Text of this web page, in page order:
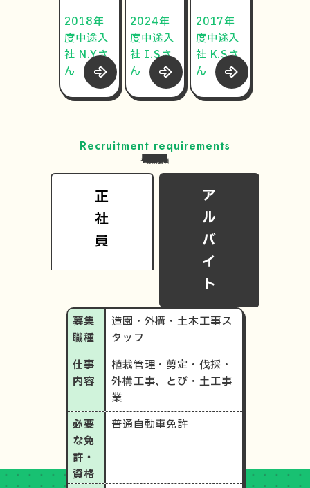
2018年
度中途入
社 N.Yさ
ん
2024年
度中途入
社 I.Sさ
ん
2017年
度中途入
社 K.Sさ
ん
Recruitment requirements
正
社
員
ア
ル
バ
イ
ト
募集
職種
造園・外構・土木工事ス
タッフ
仕事
内容
植栽管理・剪定・伐採・
外構工事、とび・土工事
業
必要
な免
許 ・
資格
普通自動車免許